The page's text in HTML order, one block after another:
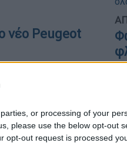
or processing of your
please use the below opt-out
opt-out request is processed
νέο Peugeot
στην κινεζική